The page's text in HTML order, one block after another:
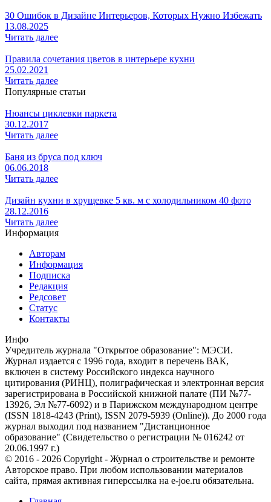
30 Ошибок в Дизайне Интерьеров, Которых Нужно Избежать
13.08.2025
Читать далее
Правила сочетания цветов в интерьере кухни
25.02.2021
Читать далее
Популярные статьи
Нюансы циклевки паркета
30.12.2017
Читать далее
Баня из бруса под ключ
06.06.2018
Читать далее
Дизайн кухни в хрущевке 5 кв. м с холодильником 40 фото
28.12.2016
Читать далее
Информация
Авторам
Информация
Подписка
Редакция
Редсовет
Статус
Контакты
Инфо
Учредитель журнала "Открытое образование": МЭСИ.
Журнал издается с 1996 года, входит в перечень ВАК,
включен в систему Российского индекса научного
цитирования (РИНЦ), полиграфическая и электронная версия
зарегистрирована в Российской книжной палате (ПИ №77-
13926, Эл №77-6092) и в Парижском международном центре
(ISSN 1818-4243 (Print), ISSN 2079-5939 (Online)). До 2000 года
журнал выходил под названием "Дистанционное
образование" (Свидетельство о регистрации № 016242 от
20.06.1997 г.)
© 2016 - 2026 Copyright - Журнал о строительстве и ремонте
Авторское право. При любом использовании материалов
сайта, прямая активная гиперссылка на e-joe.ru обязательна.